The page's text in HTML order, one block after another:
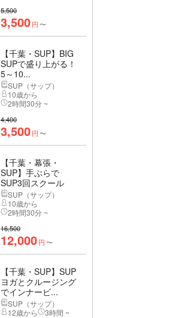
5,500
3,500円 〜
【千葉・SUP】BIG
SUPで盛り上がる！
5～10...
SUP（サップ）
10歳から
2時間30分 ~
4,400
3,500円 〜
【千葉・幕張・
SUP】手ぶらで
SUP3回スクール
SUP（サップ）
10歳から
2時間30分 ~
16,500
12,000円 〜
【千葉・SUP】SUP
ヨガとクルージング
でインナービ...
SUP（サップ）
12歳から
3時間 ~